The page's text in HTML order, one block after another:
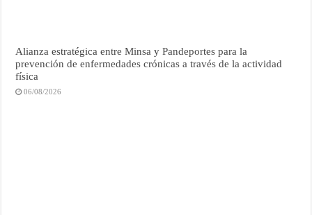
Alianza estratégica entre Minsa y Pandeportes para la
prevención de enfermedades crónicas a través de la actividad
física
06/08/2026